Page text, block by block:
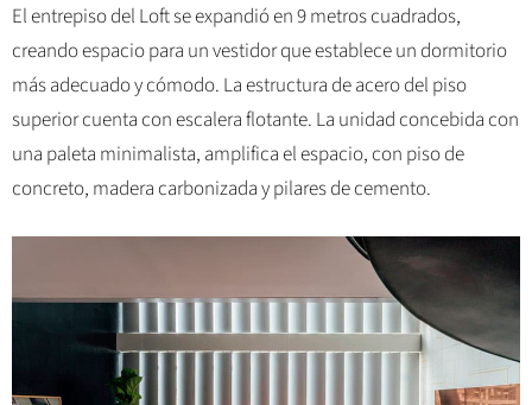
El entrepiso del Loft se expandió en 9 metros cuadrados,
creando espacio para un vestidor que establece un dormitorio
más adecuado y cómodo. La estructura de acero del piso
superior cuenta con escalera flotante. La unidad concebida con
una paleta minimalista, amplifica el espacio, con piso de
concreto, madera carbonizada y pilares de cemento.